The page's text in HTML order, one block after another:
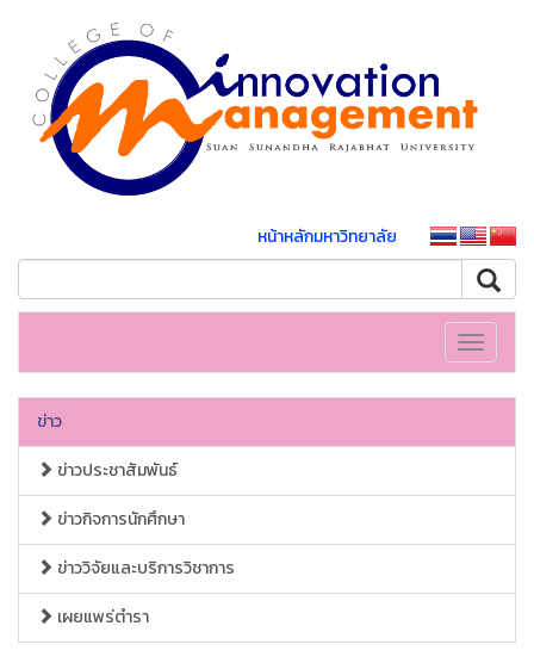
หน้าหลักมหาวิทยาลัย
Toggle
ข่าว
ข่าวประชาสัมพันธ์
ข่าวกิจการนักศึกษา
ข่าววิจัยและบริการวิชาการ
เผยแพร่ตำรา